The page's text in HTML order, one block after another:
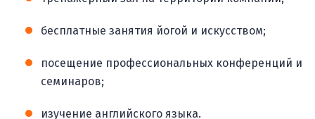
бесплатные занятия йогой и искусством;
посещение профессиональных конференций и
семинаров;
изучение английского языка.